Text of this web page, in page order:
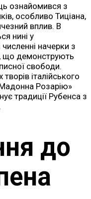
ознайомився з
особливо Тиціана,
вплив. В
нині у
начерки з
що демонструють
свободи.
італійського
Розарію»
традиції Рубенса з
до